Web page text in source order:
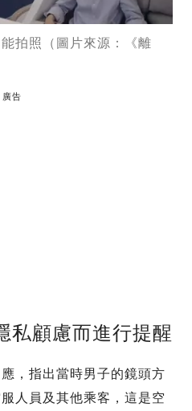
拍照（圖片來源：《離
廣告
私顧慮而進行提醒
，指出當時男子的鏡頭方
人員及其他乘客，這是空